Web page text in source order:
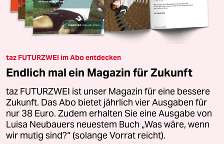
taz FUTURZWEI im Abo entdecken
Endlich mal ein Magazin für Zukunft
taz FUTURZWEI ist unser Magazin für eine bessere
Zukunft. Das Abo bietet jährlich vier Ausgaben für
nur 38 Euro. Zudem erhalten Sie eine Ausgabe von
Luisa Neubauers neuestem Buch „Was wäre, wenn
wir mutig sind?“ (solange Vorrat reicht).